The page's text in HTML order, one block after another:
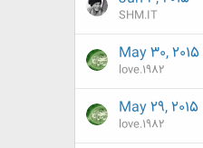
SHM.IT
May 30, 2015
love.1982
May 29, 2015
love.1982